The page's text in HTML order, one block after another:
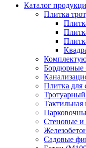
Каталог
Плитка
Бордюрные
Плитка для
Тактильная
Стеновые и
Садовые